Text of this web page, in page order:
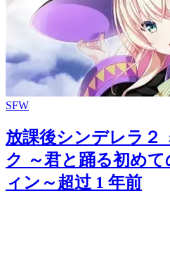
SFW
放課後シンデレラ２
ク ～君と踊る初め
ィン～超过 1 年前